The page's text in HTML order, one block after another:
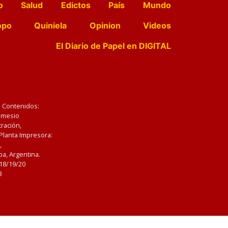
Salud Edictos País
Mundo
Quiniela Opinion
Videos
El Diario de Papel en DIGITAL
Impresora:
Argentina.
19/20